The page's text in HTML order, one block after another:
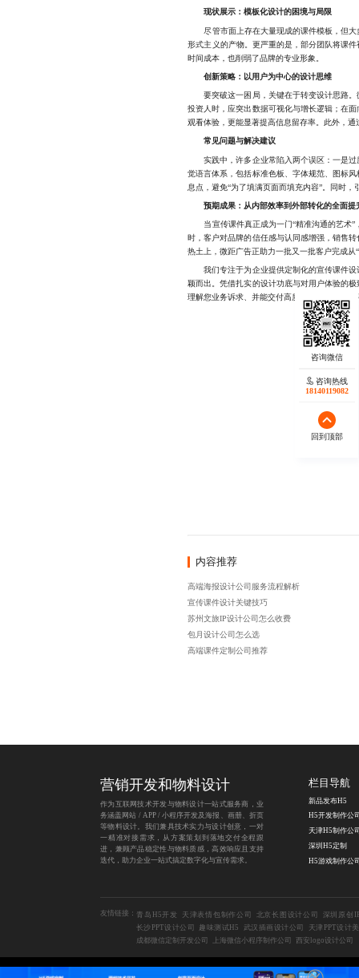
现状展示：模板化设计的困境与局限
尽管市面上存在大量现成的课件模板，但大
形式主义的产物。更严重的是，部分团队将课
时间成本，也削弱了品牌的专业形象。
创新策略：以用户为中心的设计思维
要突破这一困局，关键在于转变设计思路。
投资人时，应突出数据可视化与增长逻辑；在
观看体验，更能显著提高信息留存率。此外，
常见问题与解决建议
实践中，许多企业常陷入两个误区：一是过
觉语言体系，包括标准色板、字体规范、图标
息点，避免“为了填满页面而填充内容”。同时
预期成果：从内部效率到外部转化的全面提
当宣传课件真正成为一门“精准沟通的艺术”
时，客户对品牌的信任感与认同感增强，销售
热土上，微距广告正助力一批又一批客户完成
我们专注于为企业提供定制化的宣传课件设
颖而出。凭借扎实的设计功底与对用户体验的
理解您业务诉求、并能交付高质感成果的合作伙
内容推荐
高端海报设计公司服务流程解析
宣传课件设计关键技巧
苏州文旅IP设计公司怎么收费
包月设计公司怎么选
高端课件定制公司推荐
咨询热线
18140119082
回到顶部
营销开发和物料设计
作为互联网技术开发与物料设计一站式服务商，业
务涵盖网站 / APP / 小程序开发及海报、画册、折页
等物料设计。我们兼具技术实力与设计创意，一对
一精准对接需求，从方案策划到落地交付全程跟
进，兼顾产品稳定性与物料质感，高效响应且支持
迭代，助力企业一站式搞定数字化与宣传需求。
栏目导航
新品发布H5
H5开发制作公
天津H5制作公
深圳H5定制
H5游戏制作公
友情链接： 青岛H5开发 天津表情包制作公司 北京长图设计公司
深圳原创
长沙PPT设计公司
趣味测试H5 武汉插画设计公司
天津PPT设计
成都微信定制开发公司
上海微信小程序制作公司 西安logo设计公司
Copyright © 2014-2026 成都蓝橙互动科技有限公司